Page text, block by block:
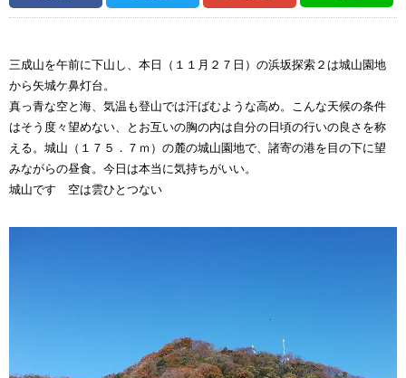
三成山を午前に下山し、本日（１１月２７日）の浜坂探索２は城山園地
から矢城ケ鼻灯台。
真っ青な空と海、気温も登山では汗ばむような高め。こんな天候の条件
はそう度々望めない、とお互いの胸の内は自分の日頃の行いの良さを称
える。城山（１７５．７ｍ）の麓の城山園地で、諸寄の港を目の下に望
みながらの昼食。今日は本当に気持ちがいい。
城山です 空は雲ひとつない